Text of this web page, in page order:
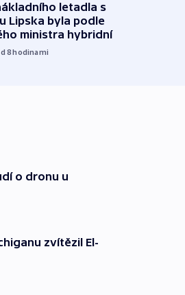
letadla s
Lipska byla podle
ministra hybridní útok
8hodinami
o dronu u
zvítězil El-